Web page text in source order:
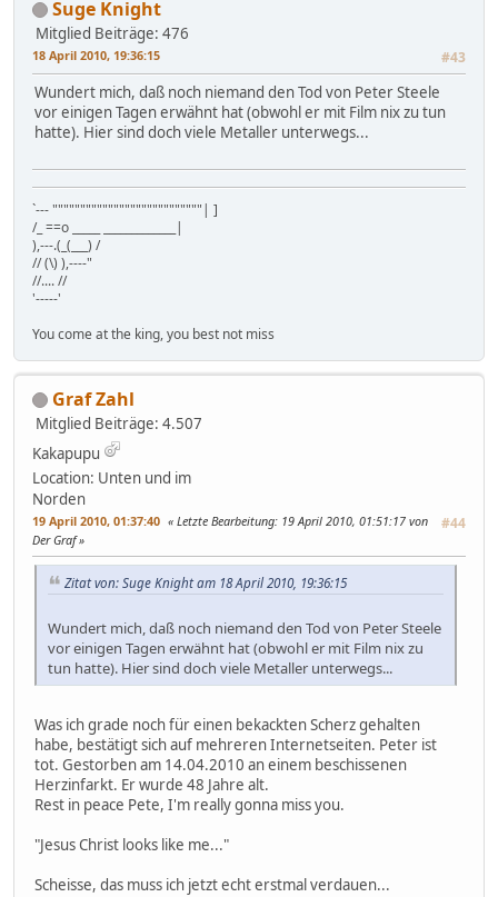
Suge Knight
Mitglied Beiträge: 476
18 April 2010, 19:36:15 #43
Wundert mich, daß noch niemand den Tod von Peter Steele
vor einigen Tagen erwähnt hat (obwohl er mit Film nix zu tun
hatte). Hier sind doch viele Metaller unterwegs...
`--- """""""""""""""""""""""""""| ]
/_ ==o _____ _____________|
),---.(_(___) /
// (\) ),----"
//.... //
'-----'
You come at the king, you best not miss
Graf Zahl
Mitglied Beiträge: 4.507
Kakapupu
Location: Unten und im
Norden
19 April 2010, 01:37:40 #44
Letzte Bearbeitung: 19 April 2010, 01:51:17 von
Der Graf
Zitat von: Suge Knight am 18 April 2010, 19:36:15
Wundert mich, daß noch niemand den Tod von Peter Steele
vor einigen Tagen erwähnt hat (obwohl er mit Film nix zu
tun hatte). Hier sind doch viele Metaller unterwegs...
Was ich grade noch für einen bekackten Scherz gehalten
habe, bestätigt sich auf mehreren Internetseiten. Peter ist
tot. Gestorben am 14.04.2010 an einem beschissenen
Herzinfarkt. Er wurde 48 Jahre alt.
Rest in peace Pete, I'm really gonna miss you.
"Jesus Christ looks like me..."
Scheisse, das muss ich jetzt echt erstmal verdauen...